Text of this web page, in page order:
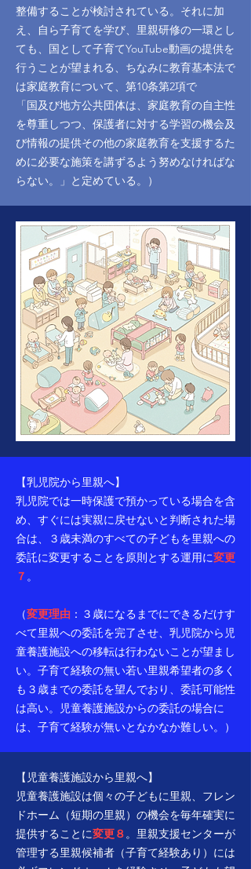
整備することが検討されている。それに加
え、自ら子育てを学び、里親研修の一環とし
ても、国として子育てYouTube動画の提供を
行うことが望まれる、ちなみに教育基本法で
は家庭教育について、第10条第2項で
「国及び地方公共団体は、家庭教育の自主性
を尊重しつつ、保護者に対する学習の機会及
び情報の提供その他の家庭教育を支援するた
めに必要な施策を講ずるよう努めなければな
らない。」と定めている。）
【乳児院から里親へ】
乳児院では一時保護で預かっている場合を含
め、すぐには実親に戻せないと判断された場
合は、３歳未満のすべての子どもを里親への
委託に変更することを原則とする運用に変更
７ 。
（変更理由 ：３歳になるまでにできるだけす
べて里親への委託を完了させ、乳児院から児
童養護施設への移転は行わないことが望まし
い。子育て経験の無い若い里親希望者の多く
も３歳までの委託を望んでおり、委託可能性
は高い。児童養護施設からの委託の場合に
は、子育て経験が無いとなかなか難しい。）
【児童養護施設から里親へ】
児童養護施設は個々の子どもに里親、フレン
ドホーム（短期の里親）の機会を毎年確実に
提供することに変更８。里親支援センターが
管理する里親候補者（子育て経験あり）には